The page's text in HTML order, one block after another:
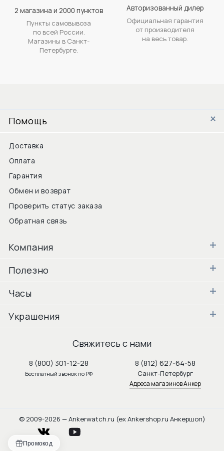
Промокод
2 магазина и 2000 пунктов
Пункты самовывоза
по всей России.
Магазины в Санкт-
Петербурге.
Авторизованный дилер
Официальная гарантия
от производителя
на весь товар.
Помощь
Доставка
Оплата
Гарантия
Обмен и возврат
Проверить статус заказа
Обратная связь
Компания
Полезно
Часы
Украшения
Свяжитесь с нами
8 (800) 301-12-28
Бесплатный звонок по РФ
8 (812) 627-64-58
Санкт-Петербург
Адреса магазинов Анкер
© 2009-2026 — Ankerwatch.ru (ex Ankershop.ru Анкершоп)
vkontakte youtube